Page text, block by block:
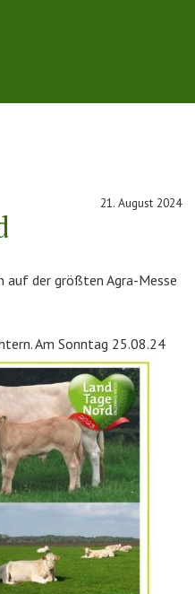
21. August 2024
auf der größten Agra-Messe
Am Sonntag 25.08.24